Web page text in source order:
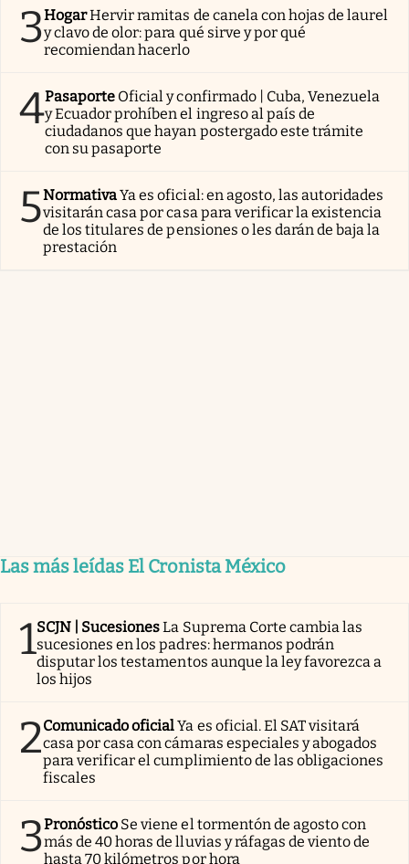
3HogarHervir ramitas de canela con hojas de laurel
y clavo de olor: para qué sirve y por qué
recomiendan hacerlo
4Pasaporte Oficial y confirmado | Cuba, Venezuela
y Ecuador prohíben el ingreso al país de
ciudadanos que hayan postergado este trámite
con su pasaporte
5NormativaYa es oficial: en agosto, las autoridades
visitarán casa por casa para verificar la existencia
de los titulares de pensiones o les darán de baja la
prestación
Las más leídas El Cronista México
1SCJN | SucesionesLa Suprema Corte cambia las
sucesiones en los padres: hermanos podrán
disputar los testamentos aunque la ley favorezca a
los hijos
2Comunicado oficialYa es oficial. El SAT visitará
casa por casa con cámaras especiales y abogados
para verificar el cumplimiento de las obligaciones
fiscales
3Pronóstico Se viene el tormentón de agosto con
más de 40 horas de lluvias y ráfagas de viento de
hasta 70 kilómetros por hora